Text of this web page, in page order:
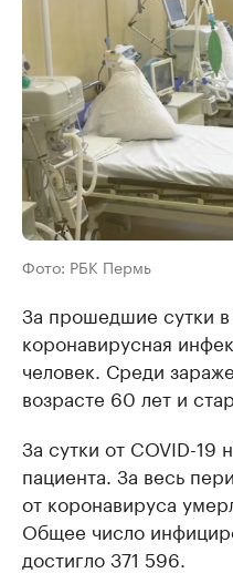
Фото: РБК Пермь
За прошедшие сутки
коронавирусная
человек. Среди
возрасте 60 лет и
За сутки от COVID-19
пациента. За весь
от коронавируса
Общее число
достигло 371 596.